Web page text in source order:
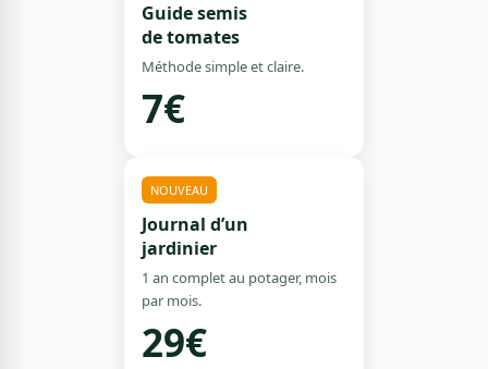
Guide semis
de tomates
Méthode simple et claire.
7€
NOUVEAU
Journal d’un
jardinier
1 an complet au potager, mois
par mois.
29€